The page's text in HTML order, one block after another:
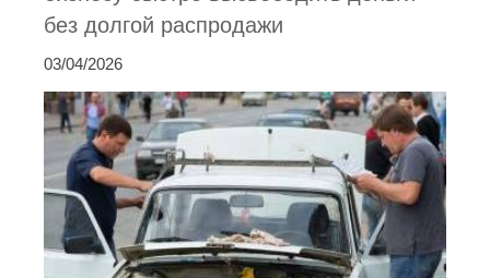
без долгой распродажи
03/04/2026